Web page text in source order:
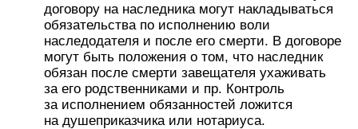
договору на наследника могут накладываться
обязательства по исполнению воли
наследодателя и после его смерти. В договоре
могут быть положения о том, что наследник
обязан после смерти завещателя ухаживать
за его родственниками и пр. Контроль
за исполнением обязанностей ложится
на душеприказчика или нотариуса.